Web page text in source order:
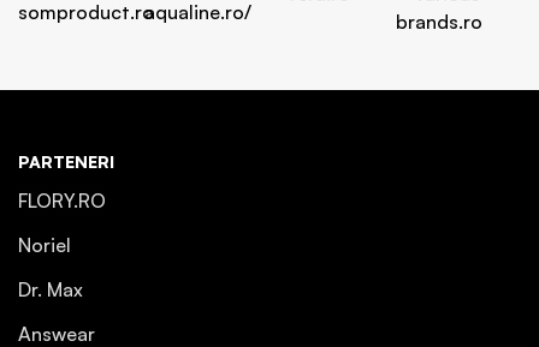
PARTENERI
FLORY.RO
Noriel
Dr. Max
Answear